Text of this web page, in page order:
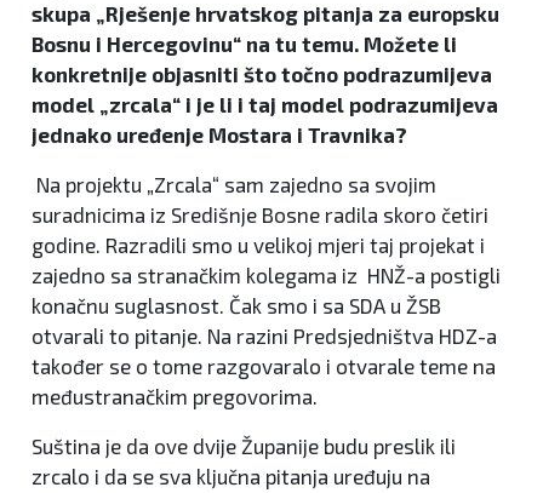
skupa „Rješenje hrvatskog pitanja za europsku
Bosnu i Hercegovinu“ na tu temu. Možete li
konkretnije objasniti što točno podrazumijeva
model „zrcala“ i je li i taj model podrazumijeva
jednako uređenje Mostara i Travnika?
Na projektu „Zrcala“ sam zajedno sa svojim
suradnicima iz Središnje Bosne radila skoro četiri
godine. Razradili smo u velikoj mjeri taj projekat i
zajedno sa stranačkim kolegama iz HNŽ-a postigli
konačnu suglasnost. Čak smo i sa SDA u ŽSB
otvarali to pitanje. Na razini Predsjedništva HDZ-a
također se o tome razgovaralo i otvarale teme na
međustranačkim pregovorima.
Suština je da ove dvije Županije budu preslik ili
zrcalo i da se sva ključna pitanja uređuju na